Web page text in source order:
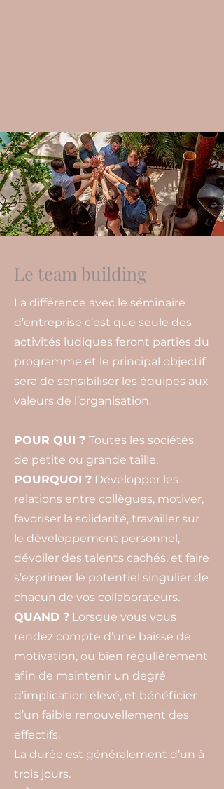
Le team building
La différence avec le séminaire
d’entreprise c’est que seule des
activités ludiques feront parties du
programme et le principal objectif
sera de sensibiliser les équipes aux
valeurs de l’organisation.
POUR QUI ? Toutes les sociétés
de petite ou grande taille.
POURQUOI ? Développer les
relations entre collègues, motiver,
favoriser la solidarité, travailler sur
le développement personnel,
dévoiler des talents cachés, et faire
s’exprimer le potentiel singulier de
chacun de vos collaborateurs.
QUAND ? Lorsque vous vous
rendez compte d’une baisse de
motivation, ou bien régulièrement
afin de maintenir un degré
d’implication élevé, et bénéficier
d’un faible renouvellement des
effectifs.
La durée est généralement d’un à
trois jours.